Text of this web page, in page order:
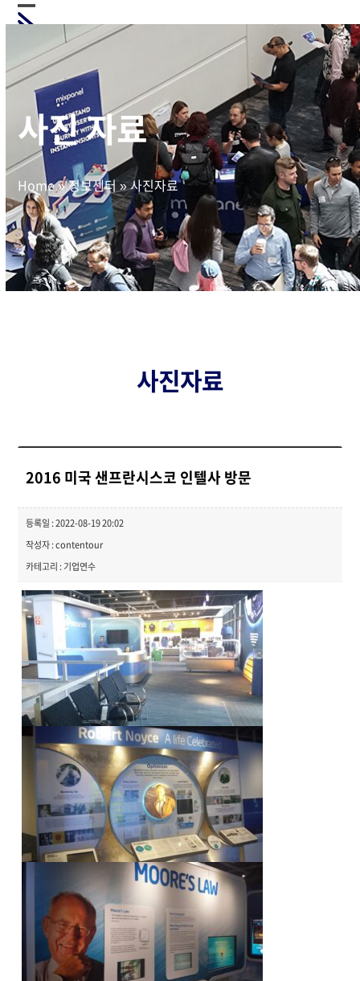
Skip
to
content
Open
mobile
menu
Close
mobile
menu
사진 자료
Home»정보센터»사진자료
사진자료
2016 미국 샌프란시스코 인텔사 방문
등록일 : 2022-08-19 20:02
작성자 : contentour
카테고리 : 기업연수